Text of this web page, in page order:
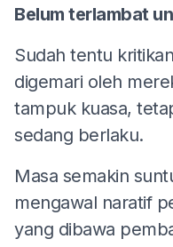
Belum terlambat
Sudah tentu
digemari oleh
tampuk kuasa,
sedang berlaku.
Masa semakin
mengawal naratif
yang dibawa